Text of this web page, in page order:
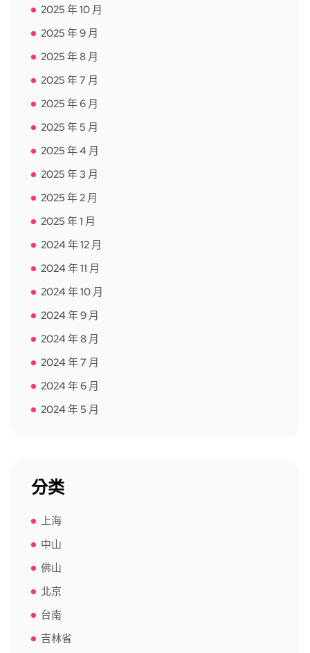
2025 年 10 月
2025 年 9 月
2025 年 8 月
2025 年 7 月
2025 年 6 月
2025 年 5 月
2025 年 4 月
2025 年 3 月
2025 年 2 月
2025 年 1 月
2024 年 12 月
2024 年 11 月
2024 年 10 月
2024 年 9 月
2024 年 8 月
2024 年 7 月
2024 年 6 月
2024 年 5 月
分类
上海
中山
佛山
北京
台南
吉林省